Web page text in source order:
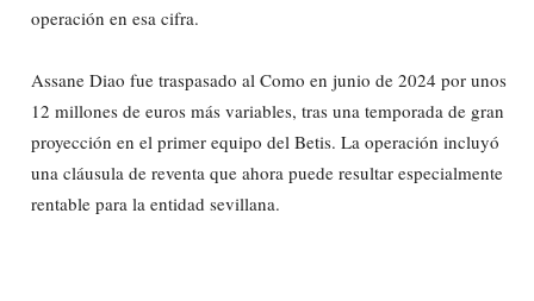
operación en esa cifra.
Assane Diao fue traspasado al Como en junio de 2024 por unos
12 millones de euros más variables, tras una temporada de gran
proyección en el primer equipo del Betis. La operación incluyó
una cláusula de reventa que ahora puede resultar especialmente
rentable para la entidad sevillana.